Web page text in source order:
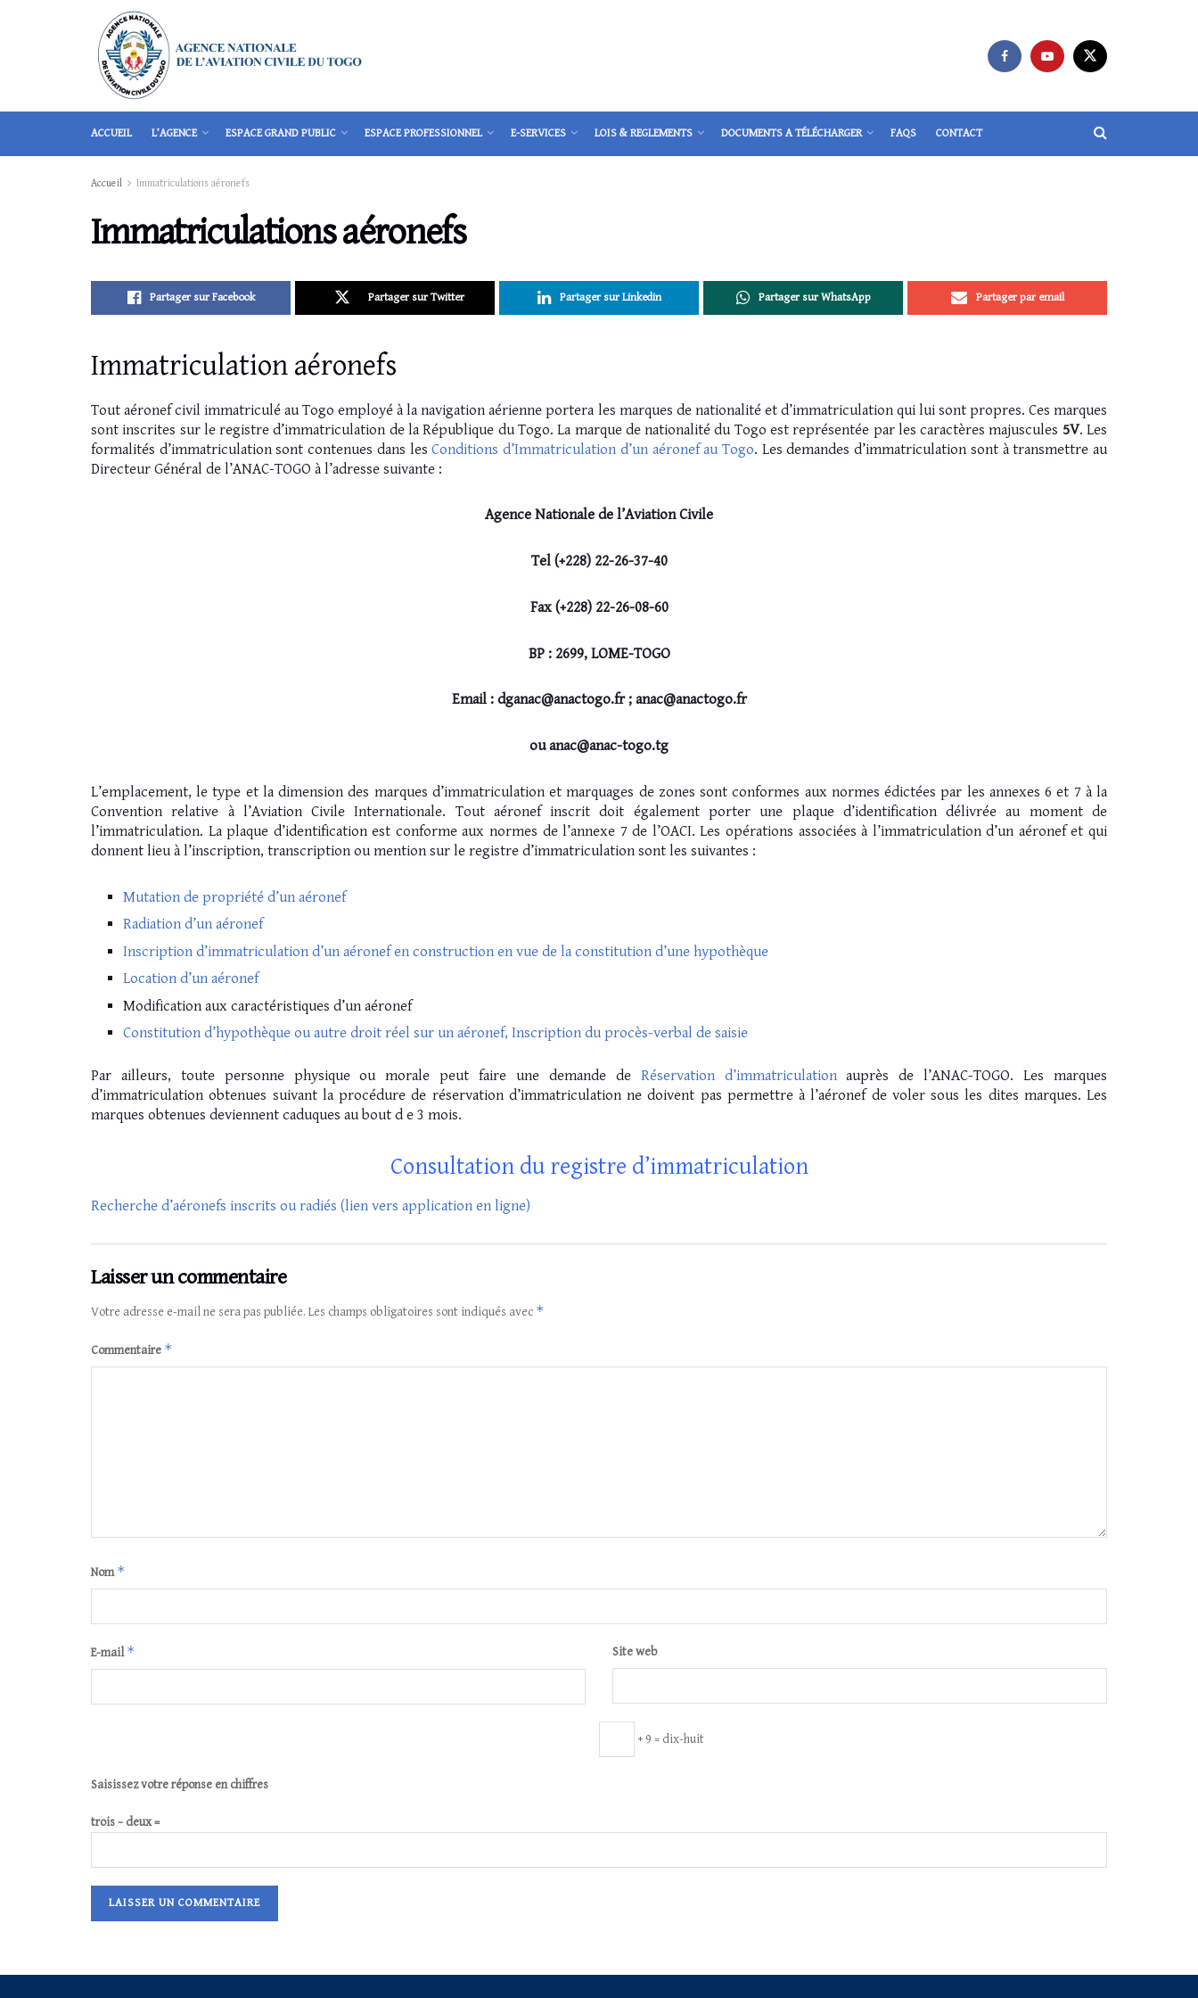
ACCUEIL L’AGENCE ESPACE GRAND PUBLIC ESPACE PROFESSIONNEL E-SERVICES LOIS & REGLEMENTS DOCUMENTS A TÉLÉCHARGER FAQS CONTACT
Accueil Immatriculations aéronefs
Immatriculations aéronefs
Partager sur Facebook Partager sur Twitter Partager sur Linkedin Partager sur WhatsApp Partager par email
Immatriculation aéronefs
Tout aéronef civil immatriculé au Togo employé à la navigation aérienne portera les marques de nationalité et d’immatriculation qui lui sont propres. Ces marques
sont inscrites sur le registre d’immatriculation de la République du Togo. La marque de nationalité du Togo est représentée par les caractères majuscules 5V. Les
formalités d’immatriculation sont contenues dans lesConditions d’Immatriculation d’un aéronef au Togo. Les demandes d’immatriculation sont à transmettre au
Directeur Général de l’ANAC-TOGO à l’adresse suivante :
Agence Nationale de l’Aviation Civile
Tel (+228) 22-26-37-40
Fax (+228) 22-26-08-60
BP : 2699, LOME-TOGO
Email : dganac@anactogo.fr ; anac@anactogo.fr
ou anac@anac-togo.tg
L’emplacement, le type et la dimension des marques d’immatriculation et marquages de zones sont conformes aux normes édictées par les annexes 6 et 7 à la
Convention relative à l’Aviation Civile Internationale. Tout aéronef inscrit doit également porter une plaque d’identification délivrée au moment de
l’immatriculation. La plaque d’identification est conforme aux normes de l’annexe 7 de l’OACI. Les opérations associées à l’immatriculation d’un aéronef et qui
donnent lieu à l’inscription, transcription ou mention sur le registre d’immatriculation sont les suivantes :
Mutation de propriété d’un aéronef
Radiation d’un aéronef
Inscription d’immatriculation d’un aéronef en construction en vue de la constitution d’une hypothèque
Location d’un aéronef
Modification aux caractéristiques d’un aéronef
Constitution d’hypothèque ou autre droit réel sur un aéronef, Inscription du procès-verbal de saisie
Par ailleurs, toute personne physique ou morale peut faire une demande de Réservation d’immatriculationauprès de l’ANAC-TOGO. Les marques
d’immatriculation obtenues suivant la procédure de réservation d’immatriculation ne doivent pas permettre à l’aéronef de voler sous les dites marques. Les
marques obtenues deviennent caduques au bout d e 3 mois.
Consultation du registre d’immatriculation
Recherche d’aéronefs inscrits ou radiés (lien vers application en ligne)
Laisser un commentaire
Votre adresse e-mail ne sera pas publiée. Les champs obligatoires sont indiqués avec *
Commentaire *
Nom*
E-mail* Site web
+ 9 = dix-huit
Saisissez votre réponse en chiffres
trois − deux =